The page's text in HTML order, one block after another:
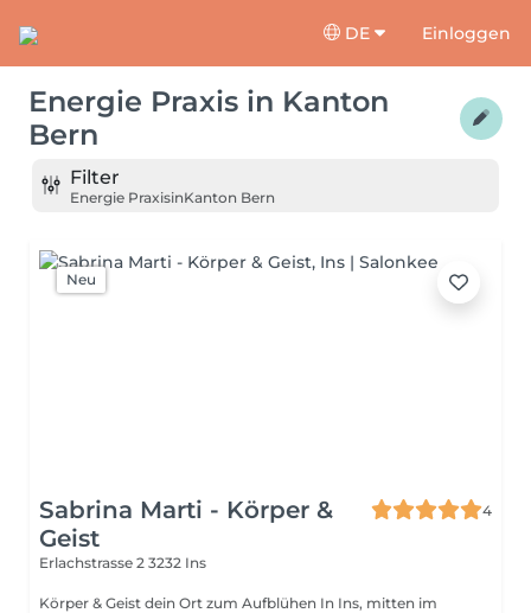
DE Einloggen
Energie Praxis in Kanton
Bern
Filter
Energie PraxisinKanton Bern
Neu
Sabrina Marti - Körper &
Geist
4
Erlachstrasse 2 3232 Ins
Körper & Geist dein Ort zum Aufblühen In Ins, mitten im